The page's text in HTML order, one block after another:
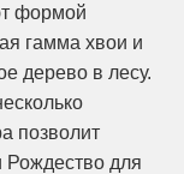
формой
гамма хвои и
дерево в лесу.
позволит
Рождество для